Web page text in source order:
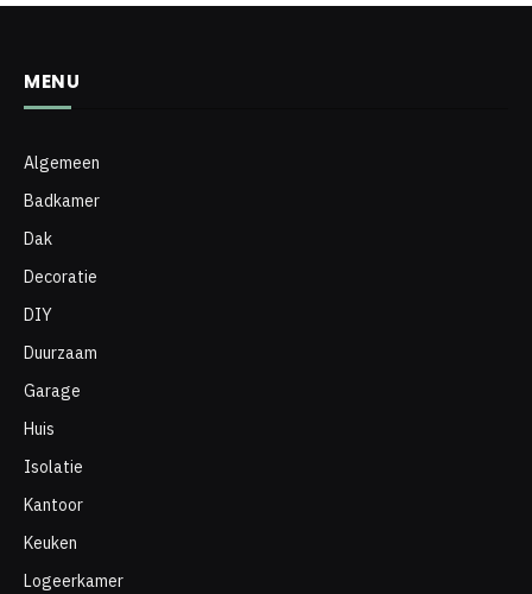
MENU
Algemeen
Badkamer
Dak
Decoratie
DIY
Duurzaam
Garage
Huis
Isolatie
Kantoor
Keuken
Logeerkamer